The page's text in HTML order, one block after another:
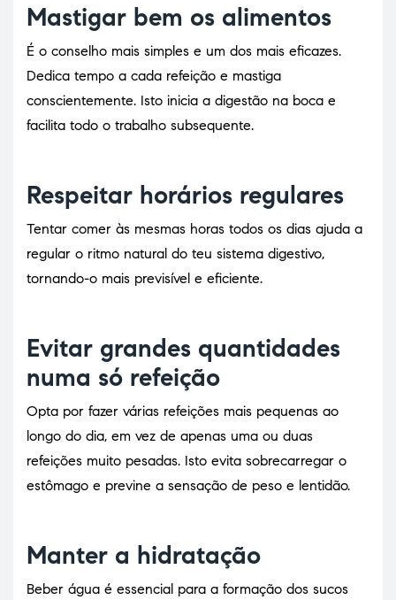
Mastigar bem os alimentos
É o conselho mais simples e um dos mais eficazes.
Dedica tempo a cada refeição e mastiga
conscientemente. Isto inicia a digestão na boca e
facilita todo o trabalho subsequente.
Respeitar horários regulares
Tentar comer às mesmas horas todos os dias ajuda a
regular o ritmo natural do teu sistema digestivo,
tornando-o mais previsível e eficiente.
Evitar grandes quantidades
numa só refeição
Opta por fazer várias refeições mais pequenas ao
longo do dia, em vez de apenas uma ou duas
refeições muito pesadas. Isto evita sobrecarregar o
estômago e previne a sensação de peso e lentidão.
Manter a hidratação
Beber água é essencial para a formação dos sucos